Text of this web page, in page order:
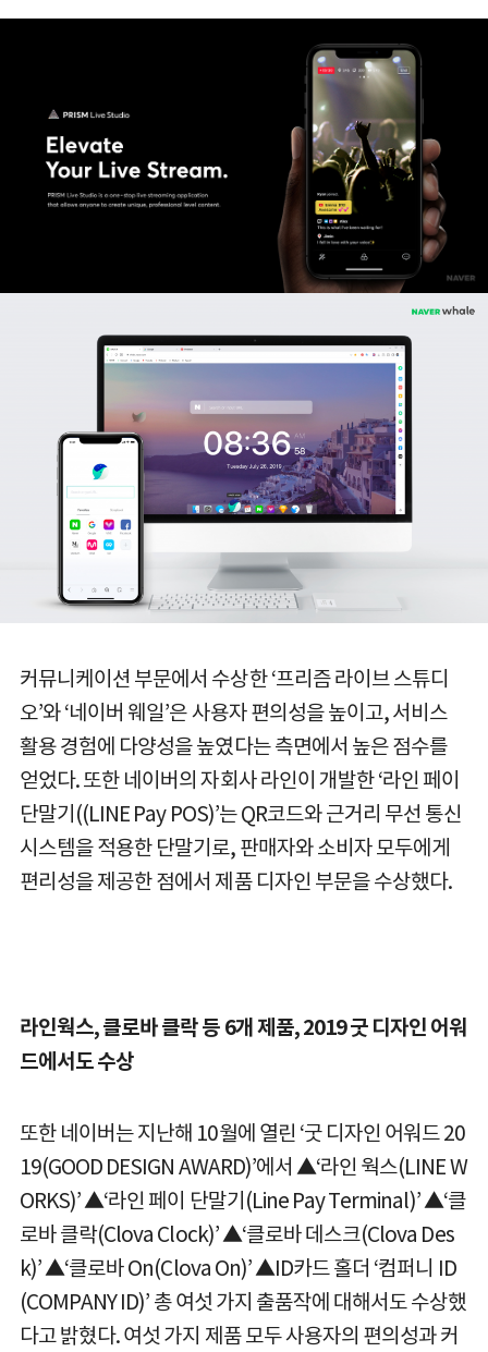
커뮤니케이션 부문에서 수상한 ‘프리즘 라이브 스튜디
오’와 ‘네이버 웨일’은 사용자 편의성을 높이고, 서비스
활용 경험에 다양성을 높였다는 측면에서 높은 점수를
얻었다. 또한 네이버의 자회사 라인이 개발한 ‘라인 페이
단말기((LINE Pay POS)’는 QR코드와 근거리 무선 통신
시스템을 적용한 단말기로, 판매자와 소비자 모두에게
편리성을 제공한 점에서 제품 디자인 부문을 수상했다.
라인웍스, 클로바 클락 등 6개 제품, 2019 굿 디자인 어워
드에서도 수상
또한 네이버는 지난해 10월에 열린 ‘굿 디자인 어워드 20
19(GOOD DESIGN AWARD)’에서 ▲‘라인 웍스(LINE W
ORKS)’ ▲‘라인 페이 단말기(Line Pay Terminal)’ ▲‘클
로바 클락(Clova Clock)’ ▲‘클로바 데스크(Clova Des
k)’ ▲‘클로바 On(Clova On)’ ▲ID카드 홀더 ‘컴퍼니 ID
(COMPANY ID)’ 총 여섯 가지 출품작에 대해서도 수상했
다고 밝혔다. 여섯 가지 제품 모두 사용자의 편의성과 커